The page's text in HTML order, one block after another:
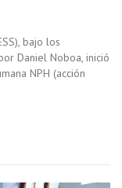
bajo los
Daniel Noboa, inició
NPH (acción